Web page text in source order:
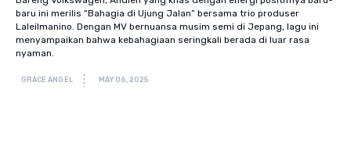
baru ini merilis “Bahagia di Ujung Jalan” bersama trio produser
Laleilmanino. Dengan MV bernuansa musim semi di Jepang, lagu ini
menyampaikan bahwa kebahagiaan seringkali berada di luar rasa
nyaman.
GRACE ANGEL MAY 06, 2025